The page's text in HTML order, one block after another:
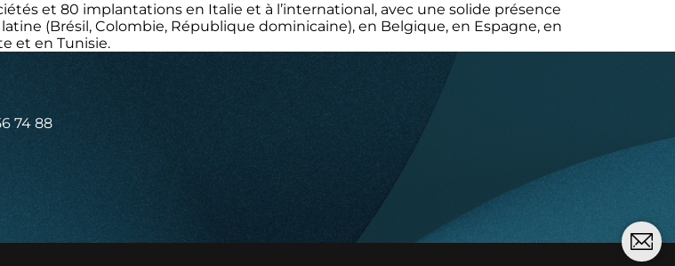
et 80 implantations en Italie et à l’international, avec une solide présence
(Brésil, Colombie, République dominicaine), en Belgique, en Espagne, en
et en Tunisie.
74 88